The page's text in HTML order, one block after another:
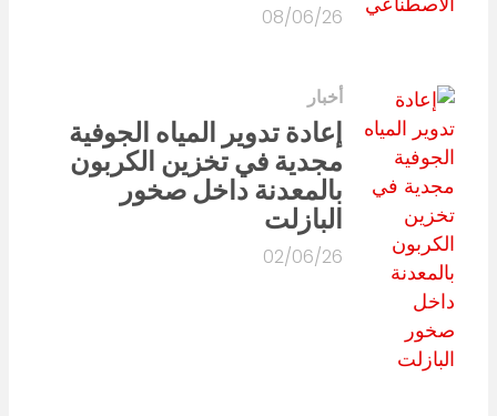
08/06/26
أخبار
إعادة تدوير المياه الجوفية
مجدية في تخزين الكربون
بالمعدنة داخل صخور
البازلت
02/06/26